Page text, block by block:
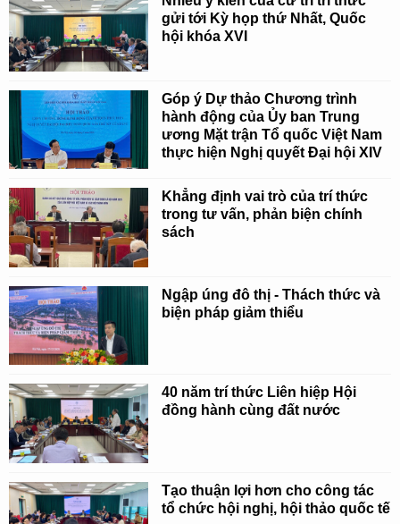
gửi tới Kỳ họp thứ Nhất, Quốc
hội khóa XVI
Góp ý Dự thảo Chương trình
hành động của Ủy ban Trung
ương Mặt trận Tổ quốc Việt Nam
thực hiện Nghị quyết Đại hội XIV
Khẳng định vai trò của trí thức
trong tư vấn, phản biện chính
sách
Ngập úng đô thị - Thách thức và
biện pháp giảm thiểu
40 năm trí thức Liên hiệp Hội
đồng hành cùng đất nước
Tạo thuận lợi hơn cho công tác
tổ chức hội nghị, hội thảo quốc tế